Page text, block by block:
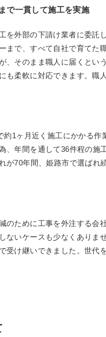
で一貫して施工を実施
を外部の下請け業者に委託
まで、すべて自社で育てた
、そのまま職人に届くとい
も柔軟に対応できます。職
1ヶ月近く施工にかかる
、年間を通して36件程の
が70年間、姫路市で選ばれ
のために工事を外注する会
ないケースも少なくありま
受け継いできました。世代